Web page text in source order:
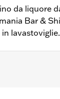
da liquore
Bar &
lavastoviglie.